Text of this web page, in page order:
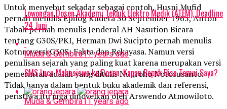
Untuk menyebut sekadar sebagai contoh, Husni Mufid
pernah menulis Epilog Kudeta 30 September 1965, Anton
Tabah pernah menulis Jenderal AH Nasution Bicara
tentang G30S/PKI, Herman Dwi Sucipto pernah menulis
Kotnroversi G30S: Fakta dan Rekayasa. Namun versi
penulisan sejarah yang paling kuat karena merupakan versi
pemerintah adalah yang ditulis Nugroho Notosusanto.
Tidak hanya dalam bentuk buku akademik dan referensi,
peristiwa itu juga dinovelkan oleh Arswendo Atmowiloto.
Lowongan Dosen Akademi Teknik Elektro Medik (ATEM), Deadline
24 Juni
Muda & Gembira11 years ago
SMS Lucu Mahasiswa ke Dosen: Kapan Bapak Bisa Temui Saya?
Muda & Gembira11 years ago